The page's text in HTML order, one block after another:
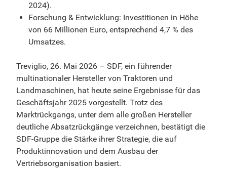
2024).
Forschung & Entwicklung: Investitionen in Höhe
von 66 Millionen Euro, entsprechend 4,7 % des
Umsatzes.
Treviglio, 26. Mai 2026 – SDF, ein führender
multinationaler Hersteller von Traktoren und
Landmaschinen, hat heute seine Ergebnisse für das
Geschäftsjahr 2025 vorgestellt. Trotz des
Marktrückgangs, unter dem alle großen Hersteller
deutliche Absatzrückgänge verzeichnen, bestätigt die
SDF-Gruppe die Stärke ihrer Strategie, die auf
Produktinnovation und dem Ausbau der
Vertriebsorganisation basiert.